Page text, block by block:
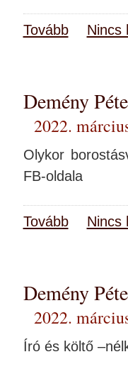
Tovább Nincs
Demény
2022.
Olykor
FB-oldala
Tovább Nincs
Demény
2022.
Író és költő